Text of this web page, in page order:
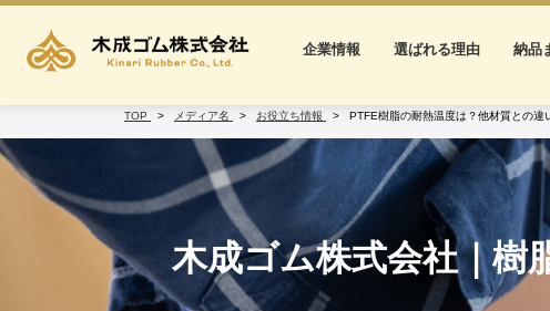
企業情報 選ばれる理由 納品
TOP メディア名 お役立ち情報 PTFE樹脂の耐熱温度は？他材質との違
木成ゴム株式会社｜樹